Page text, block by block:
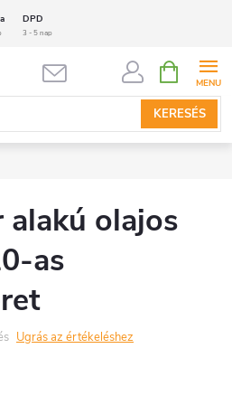
DPD
3 - 5 nap
KERESÉS
KOSÁR
olajos
as
Ugrás az értékeléshez